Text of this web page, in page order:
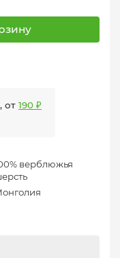
от 190 ₽
верблюжья